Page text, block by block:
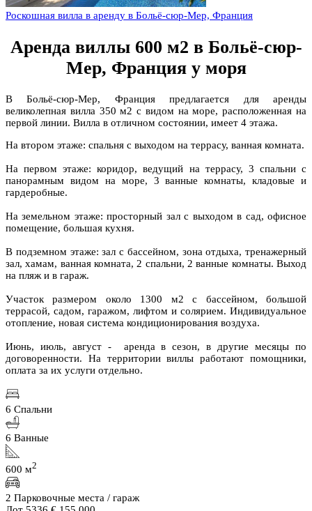
Роскошная вилла в аренду в Больё-сюр-Мер, Франция
Аренда виллы 600 м2 в Больё-сюр-
Мер, Франция у моря
В Больё-сюр-Мер, Франция предлагается для аренды
великолепная вилла 350 м2 с видом на море, расположенная на
первой линии. Вилла в отличном состоянии, имеет 4 этажа.
На втором этаже: спальня с выходом на террасу, ванная комната.
На первом этаже: коридор, ведущий на террасу, 3 спальни с
панорамным видом на море, 3 ванные комнаты, кладовые и
гардеробные.
На земельном этаже: просторный зал с выходом в сад, офисное
помещение, большая кухня.
В подземном этаже: зал с бассейном, зона отдыха, тренажерный
зал, хамам, ванная комната, 2 спальни, 2 ванные комнаты. Выход
на пляж и в гараж.
Участок размером около 1300 м2 с бассейном, большой
террасой, садом, гаражом, лифтом и солярием. Индивидуальное
отопление, новая система кондиционирования воздуха.
Июнь, июль, август - аренда в сезон, в другие месяцы по
договоренности. На территории виллы работают помощники,
оплата за их услуги отдельно.
6 Спальни
6 Ванные
600 м2
2 Парковочные места / гараж